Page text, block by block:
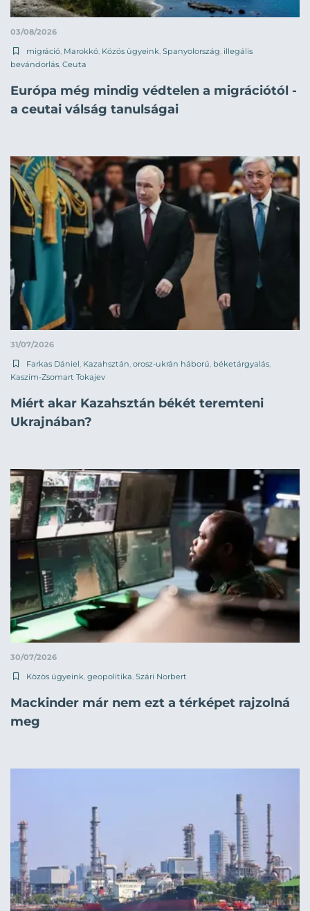
03/08/2026
migráció, Marokkó, Közös ügyeink, Spanyolország, illegális
bevándorlás, Ceuta
Európa még mindig védtelen a migrációtól -
a ceutai válság tanulságai
31/07/2026
Farkas Dániel, Kazahsztán, orosz-ukrán háború, béketárgyalás,
Kaszim-Zsomart Tokajev
Miért akar Kazahsztán békét teremteni
Ukrajnában?
30/07/2026
Közös ügyeink, geopolitika, Szári Norbert
Mackinder már nem ezt a térképet rajzolná
meg